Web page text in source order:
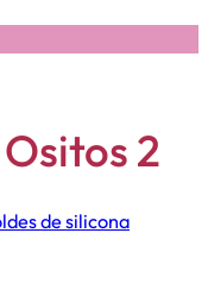
2
de silicona